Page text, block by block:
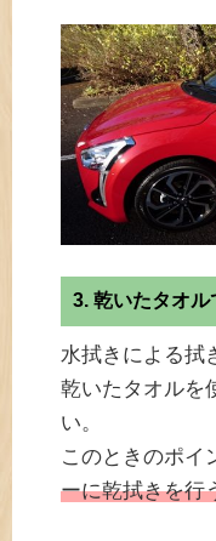
3. 乾いたタオル
水拭きによる拭
乾いたタオルを
い。
このときのポイ
ーに乾拭きを行